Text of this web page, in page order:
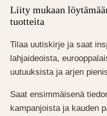
Liity mukaan
tuotteita
Tilaa uutiskirje ja saat
lahjaideoista,
uutuuksista ja arjen
Saat ensimmäisenä
kampanjoista ja kauden